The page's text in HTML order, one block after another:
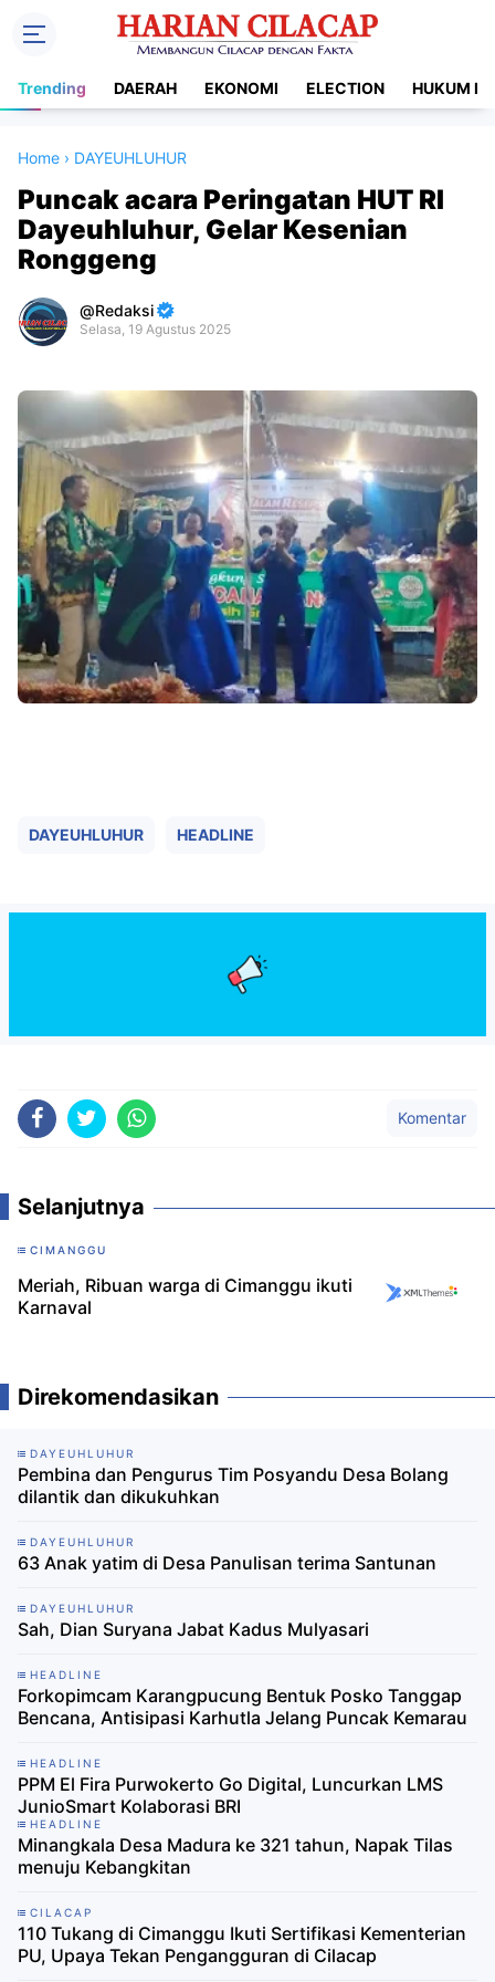
Trending DAERAH EKONOMI ELECTION HUKUM
Home › DAYEUHLUHUR
Puncak acara Peringatan HUT RI
Dayeuhluhur, Gelar Kesenian
Ronggeng
Redaksi
Selasa, 19 Agustus 2025
By
Raushan
Design
With
Shroff
Templates
DAYEUHLUHUR HEADLINE
Komentar
Selanjutnya
CIMANGGU
Meriah, Ribuan warga di Cimanggu ikuti
Karnaval
Direkomendasikan
DAYEUHLUHUR
Pembina dan Pengurus Tim Posyandu Desa Bolang
dilantik dan dikukuhkan
DAYEUHLUHUR
63 Anak yatim di Desa Panulisan terima Santunan
DAYEUHLUHUR
Sah, Dian Suryana Jabat Kadus Mulyasari
HEADLINE
Forkopimcam Karangpucung Bentuk Posko Tanggap
Bencana, Antisipasi Karhutla Jelang Puncak Kemarau
HEADLINE
PPM El Fira Purwokerto Go Digital, Luncurkan LMS
JunioSmart Kolaborasi BRI
HEADLINE
Minangkala Desa Madura ke 321 tahun, Napak Tilas
menuju Kebangkitan
CILACAP
110 Tukang di Cimanggu Ikuti Sertifikasi Kementerian
PU, Upaya Tekan Pengangguran di Cilacap